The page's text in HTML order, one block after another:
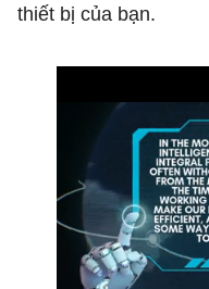
thiết bị của bạn.